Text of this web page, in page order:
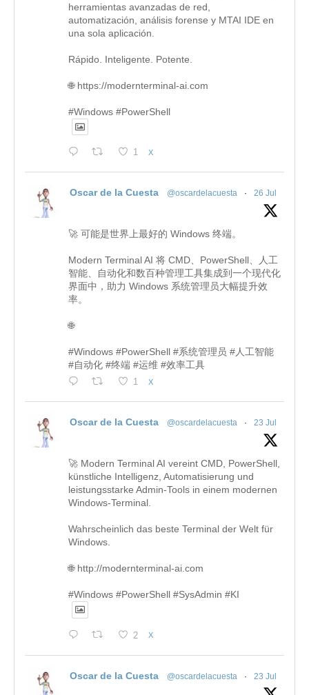
herramientas avanzadas de red,
automatización, análisis forense y MTAI IDE en
una sola aplicación.
Rápido. Inteligente. Potente.
🌐 https://modernterminal-ai.com
#Windows #PowerShell
1 X
Oscar de la Cuesta @oscardelacuesta · 26 Jul
🚀 可能是世界上最好的 Windows 终端。
Modern Terminal AI 将 CMD、PowerShell、人工
智能、自动化和数百种管理工具集成到一个现代化
界面中，助力 Windows 系统管理员大幅提升效
率。
🌐
#Windows #PowerShell #系统管理员 #人工智能
#自动化 #终端 #运维 #效率工具
1 X
Oscar de la Cuesta @oscardelacuesta · 23 Jul
🚀 Modern Terminal AI vereint CMD, PowerShell,
künstliche Intelligenz, Automatisierung und
leistungsstarke Admin-Tools in einem modernen
Windows-Terminal.
Wahrscheinlich das beste Terminal der Welt für
Windows.
🌐 http://modernterminal-ai.com
#Windows #PowerShell #SysAdmin #KI
2 X
Oscar de la Cuesta @oscardelacuesta · 23 Jul